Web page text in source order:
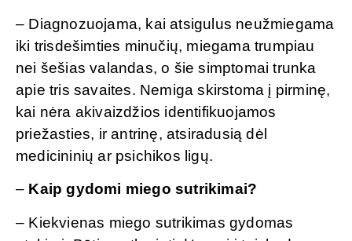
– Diagnozuojama, kai atsigulus neužmiegama
iki trisdešimties minučių, miegama trumpiau
nei šešias valandas, o šie simptomai trunka
apie tris savaites. Nemiga skirstoma į pirminę,
kai nėra akivaizdžios identifikuojamos
priežasties, ir antrinę, atsiradusią dėl
medicininių ar psichikos ligų.
– Kaip gydomi miego sutrikimai?
– Kiekvienas miego sutrikimas gydomas